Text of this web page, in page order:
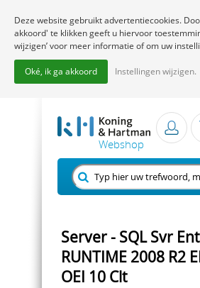
Server - SQL Svr
RUNTIME 2008 R2
OEI 10 Clt
Deze website gebruikt advertentiecookies.
akkoord' te klikken geeft u hiervoor
wijzigen’ voor meer informatie of om uw
Oké, ik ga akkoord Instellingen wijzigen.